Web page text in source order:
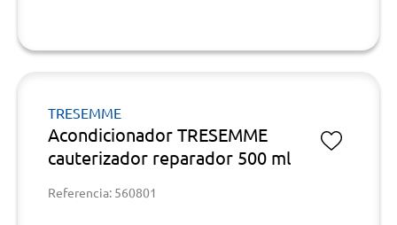
TRESEMME
Acondicionador TRESEMME
cauterizador reparador 500 ml
Referencia: 560801